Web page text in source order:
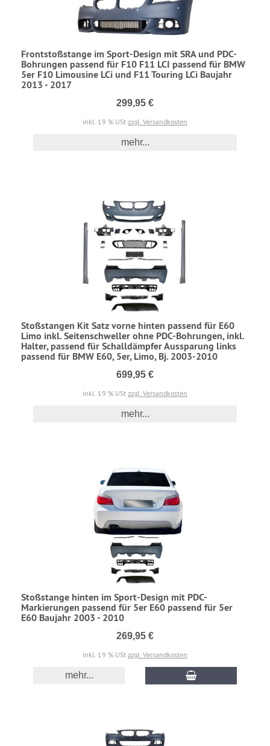
Frontstoßstange im Sport-Design mit SRA und PDC-
Bohrungen passend für F10 F11 LCI passend für BMW
5er F10 Limousine LCi und F11 Touring LCi Baujahr
2013 - 2017
299,95 €
inkl. 19 % USt zzgl. Versandkosten
mehr...
Stoßstangen Kit Satz vorne hinten passend für E60
Limo inkl. Seitenschweller ohne PDC-Bohrungen, inkl.
Halter, passend für Schalldämpfer Aussparung links
passend für BMW E60, 5er, Limo, Bj. 2003-2010
699,95 €
inkl. 19 % USt zzgl. Versandkosten
mehr...
Stoßstange hinten im Sport-Design mit PDC-
Markierungen passend für 5er E60 passend für 5er
E60 Baujahr 2003 - 2010
269,95 €
inkl. 19 % USt zzgl. Versandkosten
mehr...